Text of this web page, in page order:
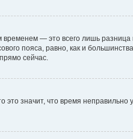
— это всего лишь разница
пояса, равно, как и большинства
сейчас.
значит, что время неправильно